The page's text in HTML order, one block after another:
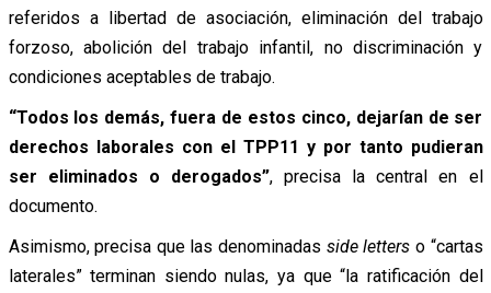
referidos a libertad de asociación, eliminación del trabajo
forzoso, abolición del trabajo infantil, no discriminación y
condiciones aceptables de trabajo.
“Todos los demás, fuera de estos cinco, dejarían de ser
derechos laborales con el TPP11 y por tanto pudieran
ser eliminados o derogados”, precisa la central en el
documento.
Asimismo, precisa que las denominadas side letters o “cartas
laterales” terminan siendo nulas, ya que “la ratificación del